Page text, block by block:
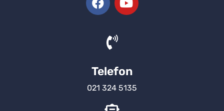
Telefon
021 324 5135